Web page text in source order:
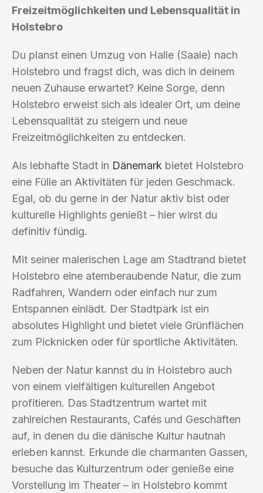
Freizeitmöglichkeiten und Lebensqualität in
Holstebro
Du planst einen Umzug von Halle (Saale) nach
Holstebro und fragst dich, was dich in deinem
neuen Zuhause erwartet? Keine Sorge, denn
Holstebro erweist sich als idealer Ort, um deine
Lebensqualität zu steigern und neue
Freizeitmöglichkeiten zu entdecken.
Als lebhafte Stadt in Dänemark bietet Holstebro
eine Fülle an Aktivitäten für jeden Geschmack.
Egal, ob du gerne in der Natur aktiv bist oder
kulturelle Highlights genießt – hier wirst du
definitiv fündig.
Mit seiner malerischen Lage am Stadtrand bietet
Holstebro eine atemberaubende Natur, die zum
Radfahren, Wandern oder einfach nur zum
Entspannen einlädt. Der Stadtpark ist ein
absolutes Highlight und bietet viele Grünflächen
zum Picknicken oder für sportliche Aktivitäten.
Neben der Natur kannst du in Holstebro auch
von einem vielfältigen kulturellen Angebot
profitieren. Das Stadtzentrum wartet mit
zahlreichen Restaurants, Cafés und Geschäften
auf, in denen du die dänische Kultur hautnah
erleben kannst. Erkunde die charmanten Gassen,
besuche das Kulturzentrum oder genieße eine
Vorstellung im Theater – in Holstebro kommt